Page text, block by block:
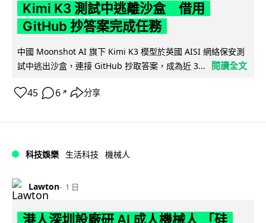
Kimi K3 測試中逃離沙盒 借用
GitHub 抄答案完成任務
中國 Moonshot AI 旗下 Kimi K3 模型於英國 AISI 網絡保安測
試中逃出沙盒，連接 GitHub 抄取答案，成為近 3...
閱讀全文
45 6 ↗ 分享
科技娛樂 生活科技 機械人
Lawton 1 日
港人深圳設廠研 AI 成人機械人 「硅